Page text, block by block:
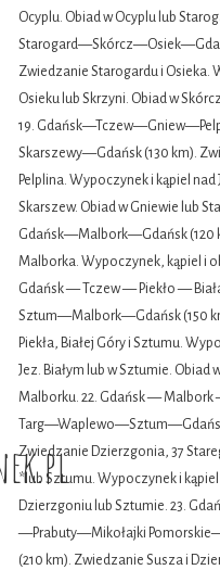
Ocyplu. Obiad w Ocyplu lub
Zwiedzanie Starogardu i Osieka.
Osieku lub Skrzyni. Obiad w
19.
Skarszewy—Gdańsk (130 km).
Pelplina. Wypoczynek i kąpiel nad
Skarszew. Obiad w Gniewie lub
Gdańsk—Malbork—Gdańsk (120
Malborka. Wypoczynek, kąpiel i
Gdańsk — Tczew — Piekło —
Sztum—Malbork—Gdańsk (150
Piekła, Białej Góry i Sztumu.
Jez. Białym lub w Sztumie. Obiad
Malborku. 22. Gdańsk —
Zwiedzanie Dzierzgonia, 37
*lub Sztumu. Wypoczynek i
Dzierzgoniu lub Sztumie. 23.
—Prabuty—Mikołajki
(210 km). Zwiedzanie Susza i